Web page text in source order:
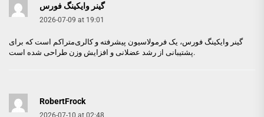
گینر وایکینگ فورس
2026-07-09 at 19:01
گینر وایکینگ فورس، یک فرمولاسیون پیشرفته و کالری‌متراکم است که برای
پشتیبانی از رشد عضلانی و افزایش وزن طراحی شده است.
RobertFrock
2026-07-10 at 02:48